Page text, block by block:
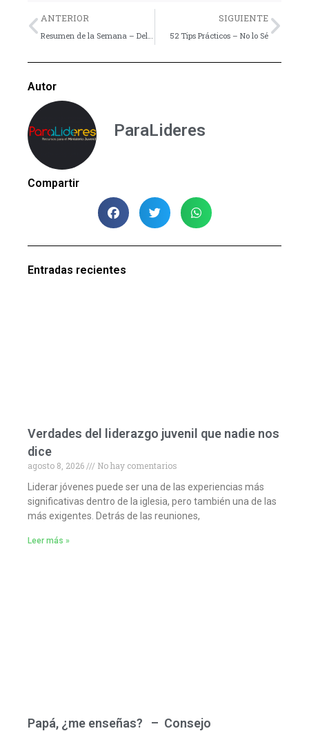
Previo
ANTERIOR
Resumen de la Semana – Del 09 al 15 de Junio
SIGUIENTE
52 Tips Prácticos – No lo Sé
Autor
ParaLideres
Compartir
Entradas recientes
Verdades del liderazgo juvenil que nadie nos
dice
agosto 8, 2026
No hay comentarios
Liderar jóvenes puede ser una de las experiencias más
significativas dentro de la iglesia, pero también una de las
más exigentes. Detrás de las reuniones,
Leer más »
Papá, ¿me enseñas? – Consejo